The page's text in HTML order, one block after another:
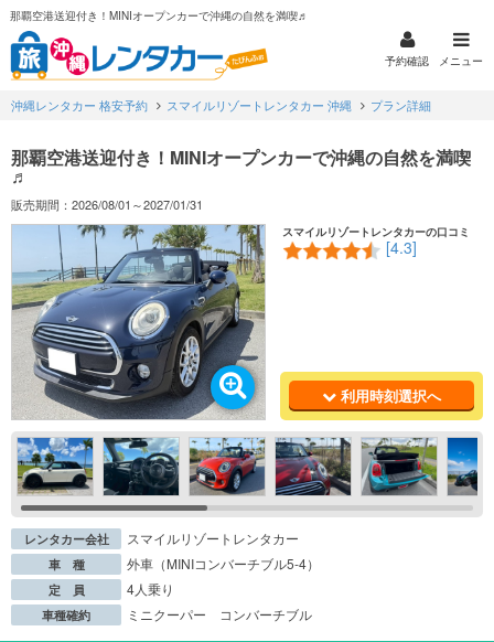
那覇空港送迎付き！MINIオープンカーで沖縄の自然を満喫♬
予約確認 メニュー
沖縄レンタカー 格安予約 スマイルリゾートレンタカー 沖縄 プラン詳細
那覇空港送迎付き！MINIオープンカーで沖縄の自然を満喫
♬
販売期間：2026/08/01～2027/01/31
スマイルリゾートレンタカーの口コミ
[4.3]
利用時刻選択へ
レンタカー会社 スマイルリゾートレンタカー
車 種 外車（MINIコンバーチブル5-4）
定 員 4人乗り
車種確約 ミニクーパー コンバーチブル